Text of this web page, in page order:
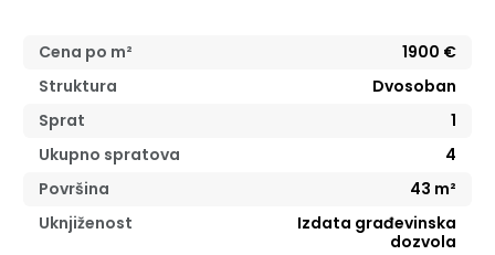
Cena po m² 1900 €
Struktura
Dvosoban
Sprat
1
Ukupno spratova
4
Površina
43 m²
Uknjiženost
Izdata građevinska
dozvola